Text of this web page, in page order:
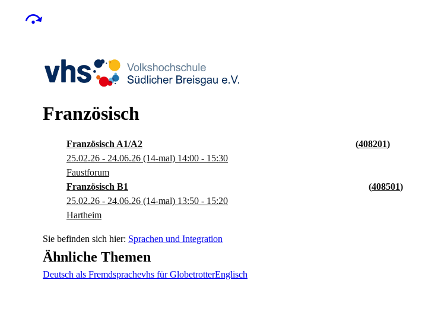
Französisch
Französisch A1/A2
408201
25.02.26 - 24.06.26 (14-mal) 14:00 - 15:30
Faustforum
Französisch B1
408501
25.02.26 - 24.06.26 (14-mal) 13:50 - 15:20
Hartheim
Sprachen und Integration
Ähnliche Themen
Deutsch als Fremdsprachevhs für GlobetrotterEnglisch